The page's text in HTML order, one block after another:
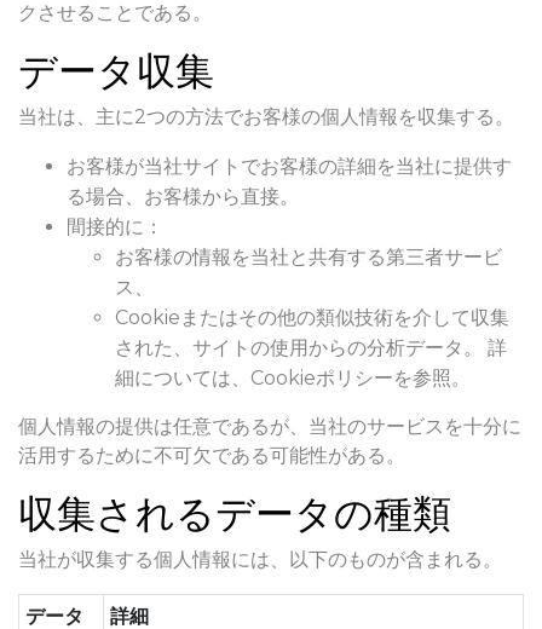
クさせることである。
データ収集
当社は、主に2つの方法でお客様の個人情報を収集する。
お客様が当社サイトでお客様の詳細を当社に提供す
る場合、お客様から直接。
間接的に：
お客様の情報を当社と共有する第三者サービ
ス、
Cookieまたはその他の類似技術を介して収集
された、サイトの使用からの分析データ。 詳
細については、Cookieポリシーを参照。
個人情報の提供は任意であるが、当社のサービスを十分に
活用するために不可欠である可能性がある。
収集されるデータの種類
当社が収集する個人情報には、以下のものが含まれる。
データ
詳細